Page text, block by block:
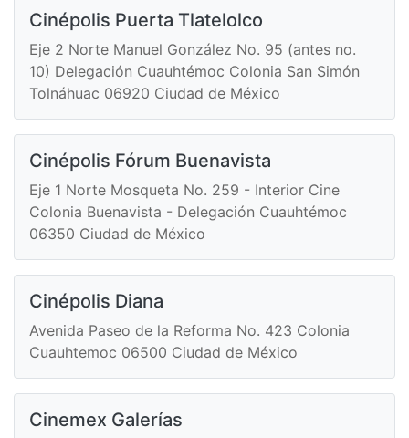
Cinépolis Puerta Tlatelolco
Eje 2 Norte Manuel González No. 95 (antes no.
10) Delegación Cuauhtémoc Colonia San Simón
Tolnáhuac 06920 Ciudad de México
Cinépolis Fórum Buenavista
Eje 1 Norte Mosqueta No. 259 - Interior Cine
Colonia Buenavista - Delegación Cuauhtémoc
06350 Ciudad de México
Cinépolis Diana
Avenida Paseo de la Reforma No. 423 Colonia
Cuauhtemoc 06500 Ciudad de México
Cinemex Galerías